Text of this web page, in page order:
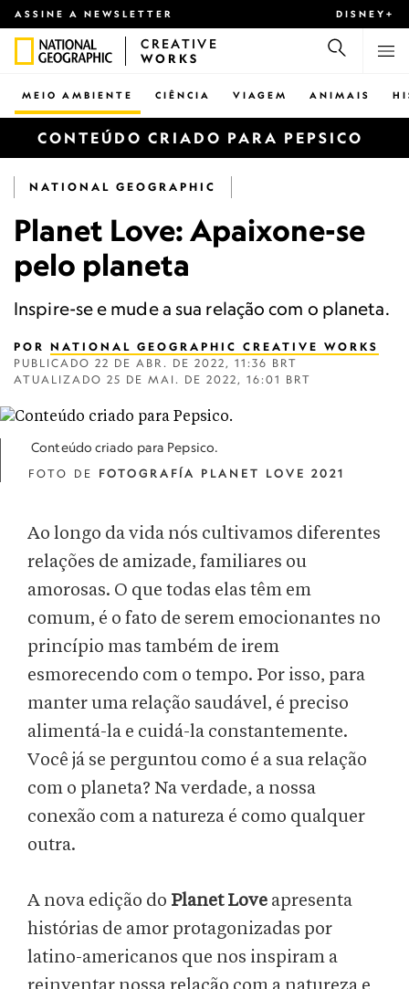
ASSINE A NEWSLETTER DISNEY+
CREATIVE
WORKS
CIÊNCIA VIAGEM ANIMAIS
MEIO AMBIENTE
CONTEÚDO CRIADO PARA PEPSICO
NATIONAL GEOGRAPHIC
Planet Love: Apaixone-se
pelo planeta
Inspire-se e mude a sua relação com o planeta.
POR NATIONAL GEOGRAPHIC CREATIVE WORKS
PUBLICADO 22 DE ABR. DE 2022, 11:36 BRT
ATUALIZADO 25 DE MAI. DE 2022, 16:01 BRT
Conteúdo criado para Pepsico.
FOTO DE FOTOGRAFÍA PLANET LOVE 2021
Ao longo da vida nós cultivamos diferentes
relações de amizade, familiares ou
amorosas. O que todas elas têm em
comum, é o fato de serem emocionantes no
princípio mas também de irem
esmorecendo com o tempo. Por isso, para
manter uma relação saudável, é preciso
alimentá-la e cuidá-la constantemente.
Você já se perguntou como é a sua relação
com o planeta? Na verdade, a nossa
conexão com a natureza é como qualquer
outra.
A nova edição do Planet Love apresenta
histórias de amor protagonizadas por
latino-americanos que nos inspiram a